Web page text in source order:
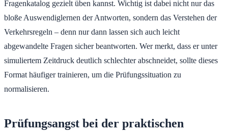
Fragenkatalog gezielt üben kannst. Wichtig ist dabei nicht nur das
bloße Auswendiglernen der Antworten, sondern das Verstehen der
Verkehrsregeln – denn nur dann lassen sich auch leicht
abgewandelte Fragen sicher beantworten. Wer merkt, dass er unter
simuliertem Zeitdruck deutlich schlechter abschneidet, sollte dieses
Format häufiger trainieren, um die Prüfungssituation zu
normalisieren.
Prüfungsangst bei der praktischen